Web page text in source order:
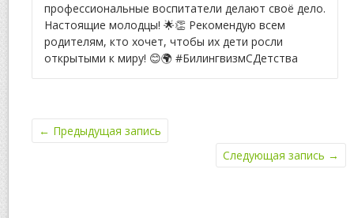
профессиональные воспитатели делают своё дело.
Настоящие молодцы! 🌟👏 Рекомендую всем
родителям, кто хочет, чтобы их дети росли
открытыми к миру! 😊🌍 #БилингвизмСДетства
← Предыдущая запись
Следующая запись →